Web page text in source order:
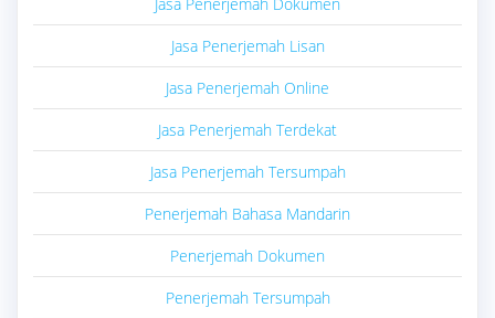
Jasa Penerjemah Lisan
Jasa Penerjemah Online
Jasa Penerjemah Terdekat
Jasa Penerjemah Tersumpah
Penerjemah Bahasa Mandarin
Penerjemah Dokumen
Penerjemah Tersumpah